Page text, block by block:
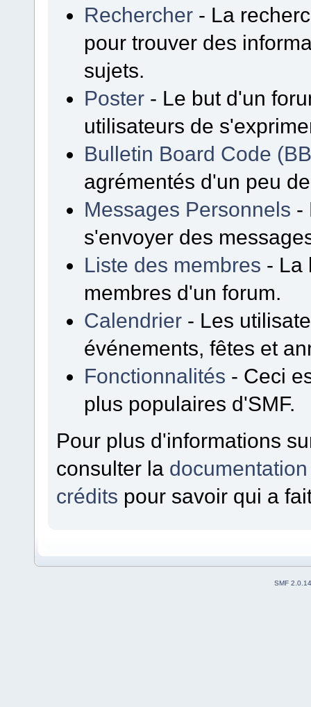
Rechercher - La
pour trouver des
sujets.
Poster - Le but d'un
utilisateurs de
Bulletin Board Code
agrémentés d'un peu
Messages Personnels -
s'envoyer des
Liste des membres - La
membres d'un forum.
Calendrier - Les
événements, fêtes et
Fonctionnalités - Ceci
plus populaires d'SMF.
Pour plus d'informations
consulter la
crédits pour savoir qui a
SMF 2.0.14